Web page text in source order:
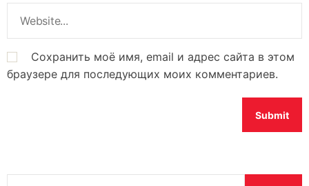
Сохранить моё имя, email и адрес сайта в этом
браузере для последующих моих комментариев.